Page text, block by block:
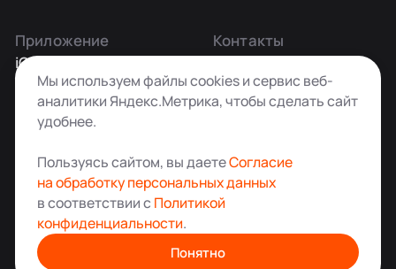
Приложение
iOS
Android
Контакты
Заказать звонок
+7 495 181-55-45
info@kladovkin.ru
Аренда склада для хранения вещей в Москве
© ООО «Кладовкин» 2026. Все права защищены
Мы используем файлы cookies и сервис веб-
аналитики Яндекс.Метрика, чтобы сделать сайт
удобнее.
Пользуясь сайтом, вы даетеСогласие
на обработку персональных данных
в соответствии с Политикой
конфиденциальности.
Понятно